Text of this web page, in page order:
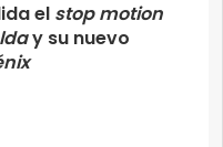
el stop motion
y su nuevo